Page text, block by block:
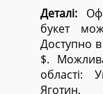
Деталі:
букет
Доступно
$.
області:
Яготин,